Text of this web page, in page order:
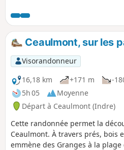
sur la boucle du Pin formée par la
Creuse et le barrage de la
L'Aigue. Attention: cette balade est
cataloguée facile mais deux
en (4) et (5) peuvent être délicats
des jeunes enfants ou des
mobilité réduite (voir
informations pratiques)
Ceaulmont, sur les
Visorandonneur
16,18 km
+171 m
-
5h 05
Moyenne
Départ à Ceaulmont (Indre)
Cette randonnée permet la
Ceaulmont. À travers prés, bois
emmène des Granges à la